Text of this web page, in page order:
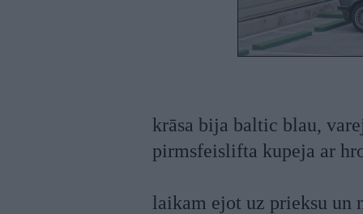
krāsa bija baltic blau,
pirmsfeislifta kupeja ar
laikam ejot uz prieksu un